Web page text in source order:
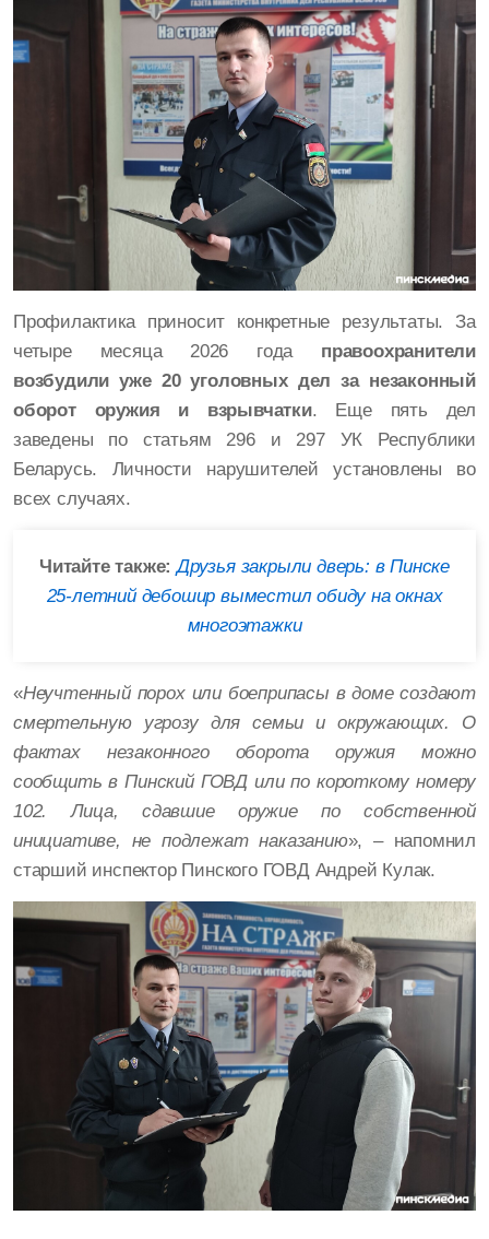
Профилактика приносит конкретные результаты. За
четыре месяца 2026 года правоохранители
возбудили уже 20 уголовных дел за незаконный
оборот оружия и взрывчатки. Еще пять дел
заведены по статьям 296 и 297 УК Республики
Беларусь. Личности нарушителей установлены во
всех случаях.
Читайте также:Друзья закрыли дверь: в Пинске
25-летний дебошир выместил обиду на окнах
многоэтажки
«Неучтенный порох или боеприпасы в доме создают
смертельную угрозу для семьи и окружающих. О
фактах незаконного оборота оружия можно
сообщить в Пинский ГОВД или по короткому номеру
102. Лица, сдавшие оружие по собственной
инициативе, не подлежат наказанию», – напомнил
старший инспектор Пинского ГОВД Андрей Кулак.